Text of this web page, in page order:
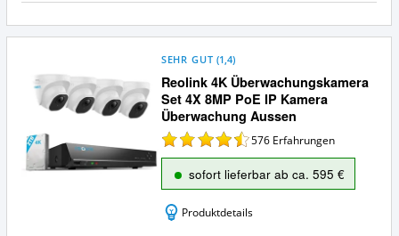
Reolink 4K Überwachungskamera
Set 4X 8MP PoE IP Kamera
Überwachung Aussen
SEHR GUT (1,4)
576 Erfahrungen
sofort lieferbar ab ca. 595 €
Produktdetails